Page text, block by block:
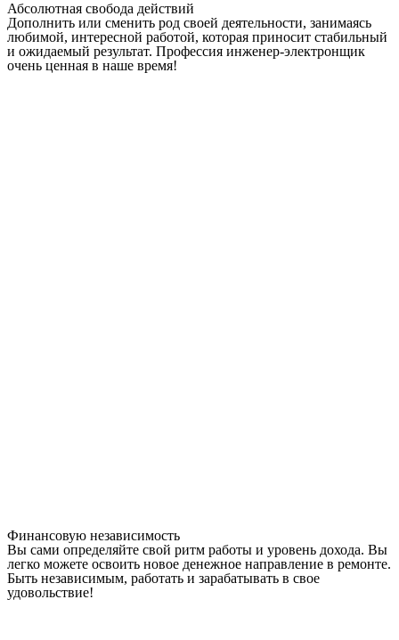
Абсолютная свобода действий
Дополнить или сменить род своей деятельности, занимаясь
любимой, интересной работой, которая приносит стабильный
и ожидаемый результат. Профессия инженер-электронщик
очень ценная в наше время!
Финансовую независимость
Вы сами определяйте свой ритм работы и уровень дохода. Вы
легко можете освоить новое денежное направление в ремонте.
Быть независимым, работать и зарабатывать в свое
удовольствие!